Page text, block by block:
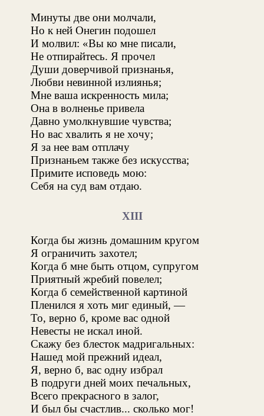
Минуты две они молчали,
Но к ней Онегин подошел
И молвил: «Вы ко мне писали,
Не отпирайтесь. Я прочел
Души доверчивой признанья,
Любви невинной излиянья;
Мне ваша искренность мила;
Она в волненье привела
Давно умолкнувшие чувства;
Но вас хвалить я не хочу;
Я за нее вам отплачу
Признаньем также без искусства;
Примите исповедь мою:
Себя на суд вам отдаю.
XIII
Когда бы жизнь домашним кругом
Я ограничить захотел;
Когда б мне быть отцом, супругом
Приятный жребий повелел;
Когда б семейственной картиной
Пленился я хоть миг единый, —
То, верно б, кроме вас одной
Невесты не искал иной.
Скажу без блесток мадригальных:
Нашед мой прежний идеал,
Я, верно б, вас одну избрал
В подруги дней моих печальных,
Всего прекрасного в залог,
И был бы счастлив... сколько мог!